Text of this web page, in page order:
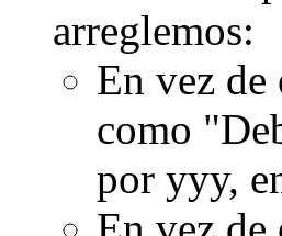
arreglemos:
En vez
como
por yyy,